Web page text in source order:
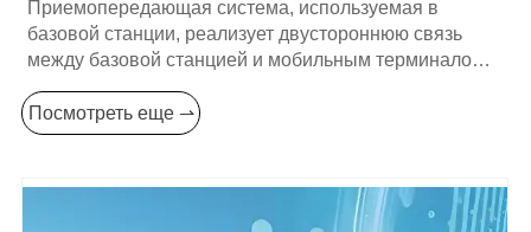
Приемопередающая система, используемая в
базовой станции, реализует двустороннюю связь
между базовой станцией и мобильным терминалом,
принимать сигналы одновременно, повышая емкость
и эффективность системы связи.
Посмотреть еще ⇀